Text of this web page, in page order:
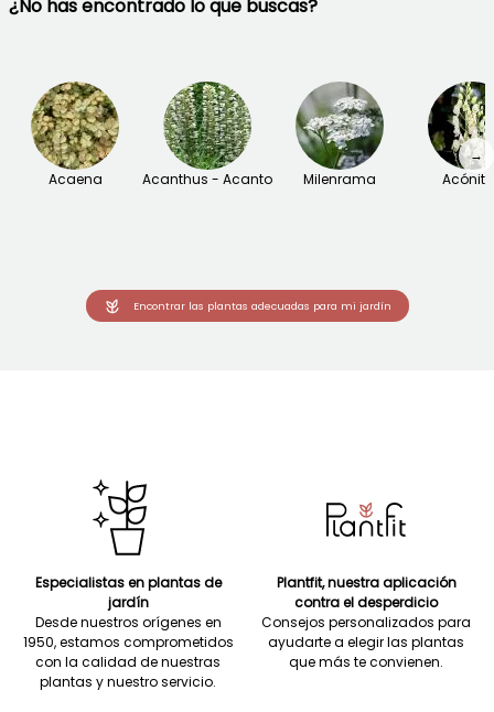
¿No has encontrado lo que buscas?
Acaena Acanthus - Acanto Milenrama
→
Encontrar las plantas adecuadas para mi jardín
Especialistas en plantas de
jardín
Desde nuestros orígenes en
1950, estamos comprometidos
con la calidad de nuestras
plantas y nuestro servicio.
Plantfit, nuestra aplicación
contra el desperdicio
Consejos personalizados para
ayudarte a elegir las plantas
que más te convienen.